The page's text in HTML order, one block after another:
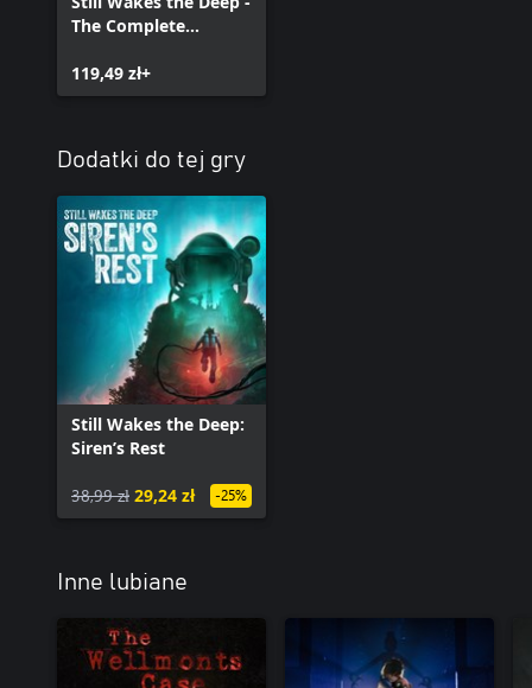
The Complete
119,49 zł+
Dodatki do tej gry
Still Wakes the Deep:
Siren’s Rest
38,99 zł 29,24 zł -25%
Inne lubiane